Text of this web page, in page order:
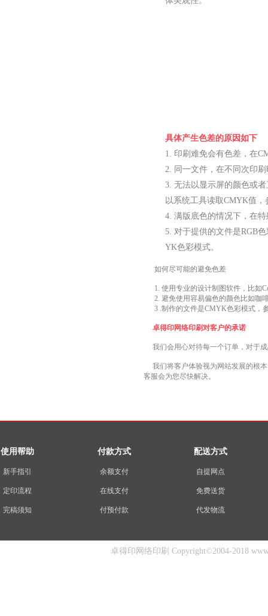
具体产生色差的原因如下
1. 印刷难免会有色差，在
2. 同一文件，在不同次印
3. 无法以显示屏的颜色或
以系统工具读取CMYK值
4. 满版底色的情况下，在
5. 对于提供的文件是RGB
YK色彩模式。
如何尽可能的避免色差
1. 使用专业的设计制图软件，比如
2. 避免使用容易偏色的颜色比如咖
3 .制作的文件是CMYK色彩模式，
卓得印网络印刷对客户的承诺
我们会用心对待每一个订单，对于成
我们将客户体验视为网站发展的根本
客服会为您尽快解决。
使用帮助
新手指引
定印流程
完稿须知
付款方式
余额支付
在线支付
付预付款
配送方式
自提网点
免费送货
代发物流
卓得印网络印刷 Copyright©2004-2018